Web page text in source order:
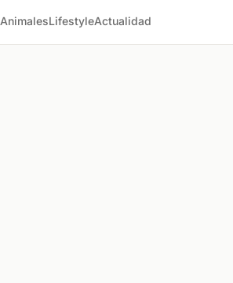
AnimalesLifestyleActualidad